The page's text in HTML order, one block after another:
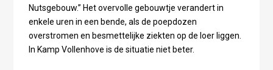
Nutsgebouw.” Het overvolle gebouwtje verandert in
enkele uren in een bende, als de poepdozen
overstromen en besmettelijke ziekten op de loer liggen.
In Kamp Vollenhove is de situatie niet beter.